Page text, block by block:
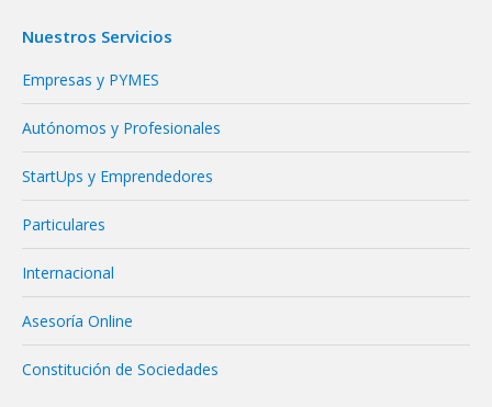
Nuestros Servicios
Empresas y PYMES
Autónomos y Profesionales
StartUps y Emprendedores
Particulares
Internacional
Asesoría Online
Constitución de Sociedades